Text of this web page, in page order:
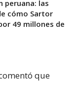
peruana: las
cómo Sartor
49 millones de
que